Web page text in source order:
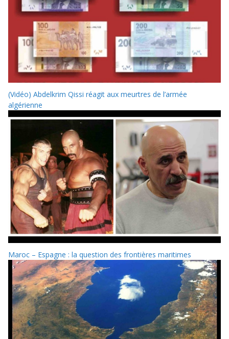
(Vidéo) Abdelkrim Qissi réagit aux meurtres de l’armée
algérienne
Maroc – Espagne : la question des frontières maritimes